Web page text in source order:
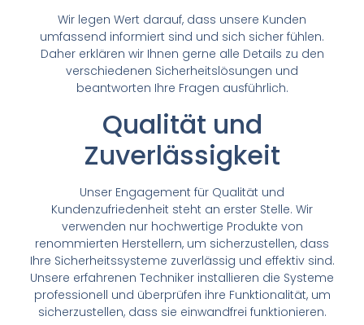
Wir legen Wert darauf, dass unsere Kunden
umfassend informiert sind und sich sicher fühlen.
Daher erklären wir Ihnen gerne alle Details zu den
verschiedenen Sicherheitslösungen und
beantworten Ihre Fragen ausführlich.
Qualität und
Zuverlässigkeit
Unser Engagement für Qualität und
Kundenzufriedenheit steht an erster Stelle. Wir
verwenden nur hochwertige Produkte von
renommierten Herstellern, um sicherzustellen, dass
Ihre Sicherheitssysteme zuverlässig und effektiv sind.
Unsere erfahrenen Techniker installieren die Systeme
professionell und überprüfen ihre Funktionalität, um
sicherzustellen, dass sie einwandfrei funktionieren.